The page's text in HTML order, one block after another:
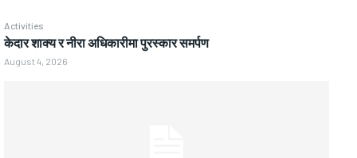
Activities
केदार शाक्य र नीरा अधिकारीमा पुरस्कार समर्पण
August 4, 2026